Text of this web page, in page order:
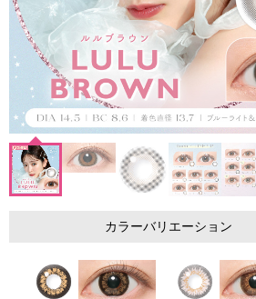
カラーバリエーション